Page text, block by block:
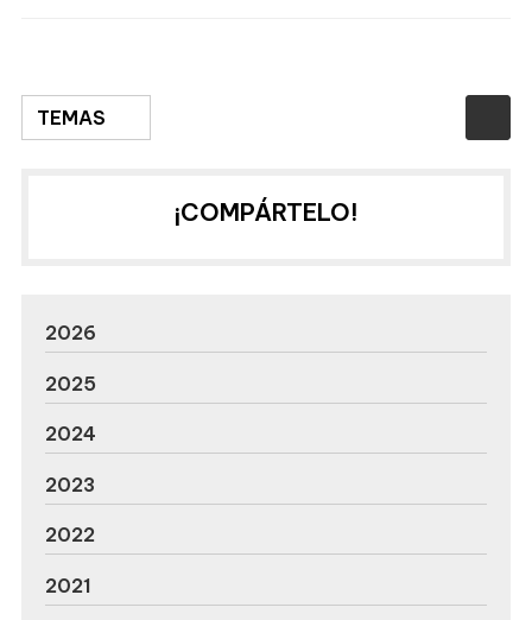
TEMAS
¡COMPÁRTELO!
2026
2025
2024
2023
2022
2021